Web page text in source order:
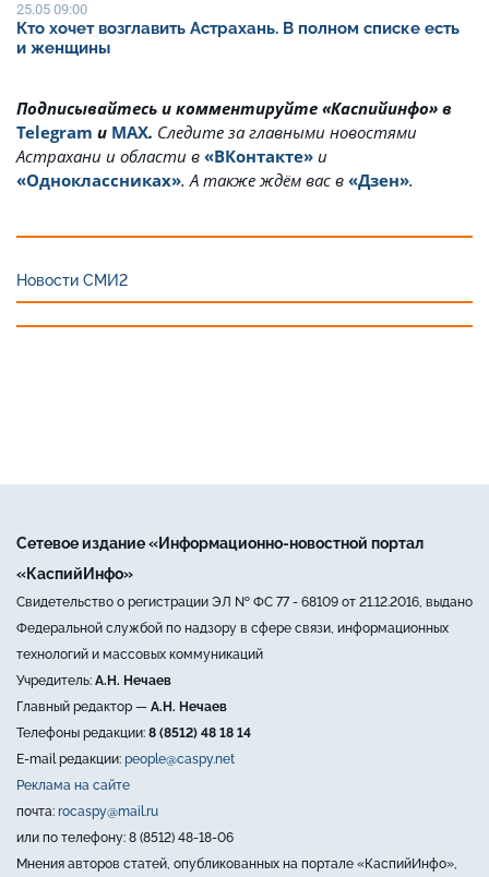
25.05 09:00
Кто хочет возглавить Астрахань. В полном списке есть
и женщины
Подписывайтесь и комментируйте «Каспийинфо» в
Telegram и MAX. Cледите за главными новостями
Астрахани и области в «ВКонтакте» и
«Одноклассниках». А также ждём вас в «Дзен».
Новости СМИ2
Сетевое издание «Информационно-новостной портал
«КаспийИнфо»
Свидетельство о регистрации ЭЛ № ФС 77 - 68109 от 21.12.2016, выдано
Федеральной службой по надзору в сфере связи, информационных
технологий и массовых коммуникаций
Учредитель: А.Н. Нечаев
Главный редактор — А.Н. Нечаев
Телефоны редакции: 8 (8512) 48 18 14
E-mail редакции: people@caspy.net
Реклама на сайте
почта: rocaspy@mail.ru
или по телефону: 8 (8512) 48-18-06
Мнения авторов статей, опубликованных на портале «КаспийИнфо»,